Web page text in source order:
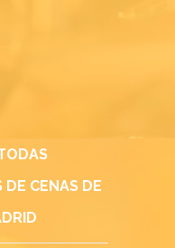
DE CENAS DE